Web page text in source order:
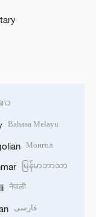
າວ
Bahasa Melayu
Монгол
မြန်မာဘာသာ
नेपाली
فارسی